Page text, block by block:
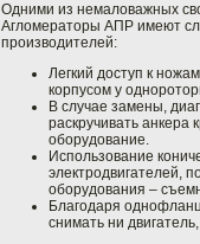
Одними из немаловажных
Агломераторы АПР имеют
производителей:
Легкий доступ к
корпусом у
В случае замены,
раскручивать
оборудование.
Использование
электродвигателей,
оборудования –
Благодаря
снимать ни